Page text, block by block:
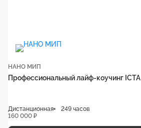
НАНО МИП
Профессиональный лайф-коучинг ICTA
Дистанционная
249 часов
160 000 ₽